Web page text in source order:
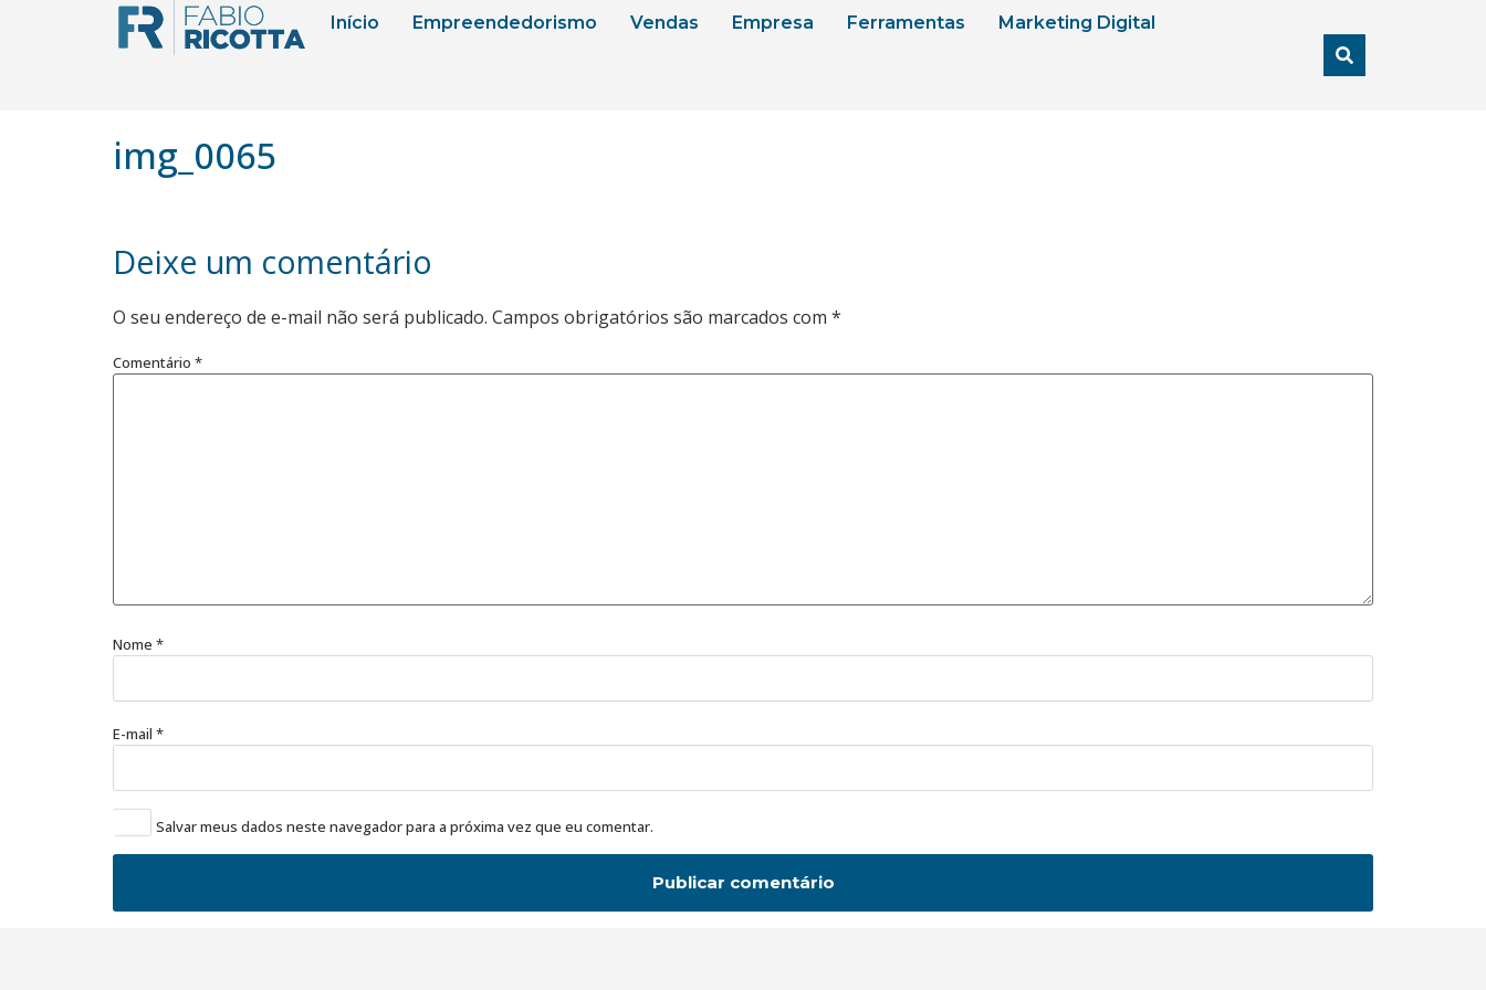
Início Empreendedorismo Vendas Empresa Ferramentas Marketing Digital
img_0065
Deixe um comentário
O seu endereço de e-mail não será publicado. Campos obrigatórios são marcados com *
Comentário *
Nome *
E-mail *
Salvar meus dados neste navegador para a próxima vez que eu comentar.